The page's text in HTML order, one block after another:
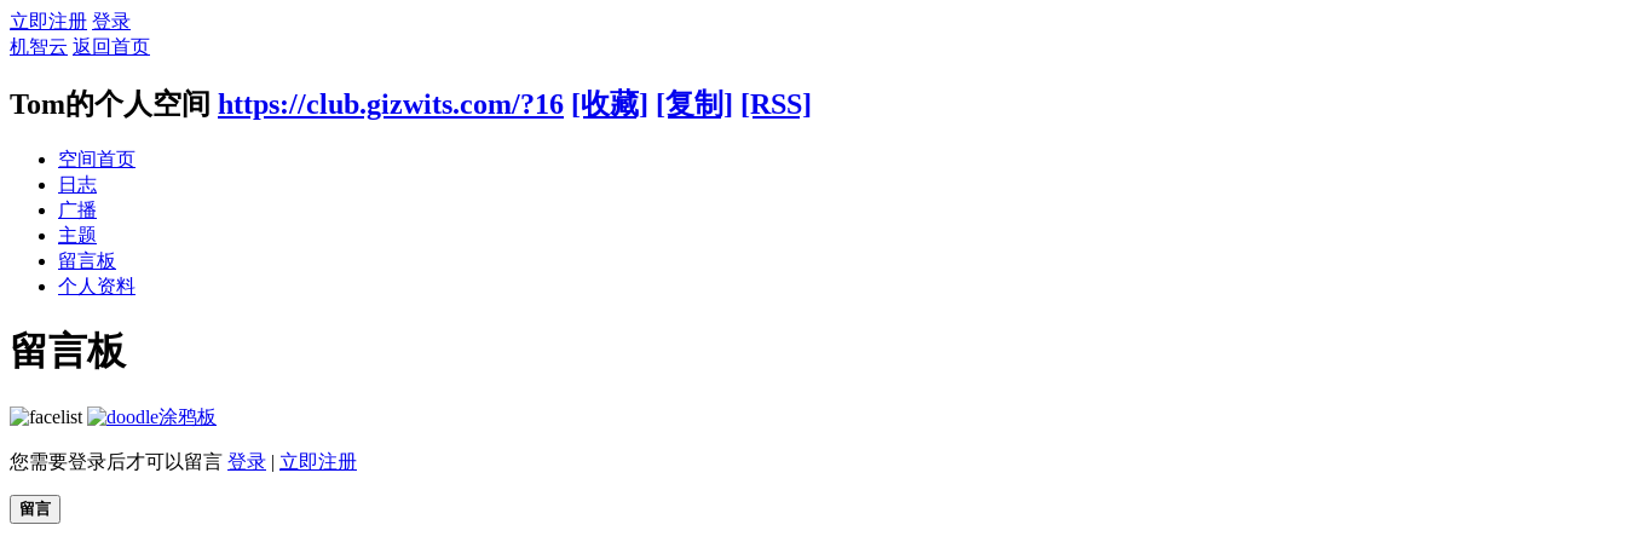
立即注册 登录
机智云 返回首页
Tom的个人空间 https://club.gizwits.com/?16 [收藏] [复制] [RSS]
空间首页
日志
广播
主题
留言板
个人资料
留言板
涂鸦板
您需要登录后才可以留言 登录 | 立即注册
留言